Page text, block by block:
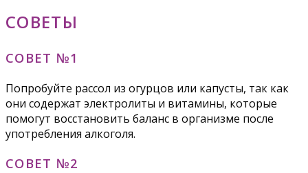
СОВЕТЫ
СОВЕТ №1
Попробуйте рассол из огурцов или капусты, так как
они содержат электролиты и витамины, которые
помогут восстановить баланс в организме после
употребления алкоголя.
СОВЕТ №2